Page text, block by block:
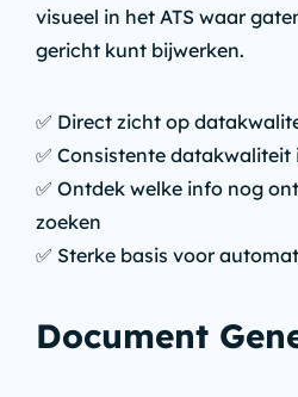
visueel in het ATS waar
gericht kunt bijwerken.
✅ Direct zicht op
✅ Consistente datakwaliteit
✅ Ontdek welke info nog
zoeken
✅ Sterke basis voor
Document